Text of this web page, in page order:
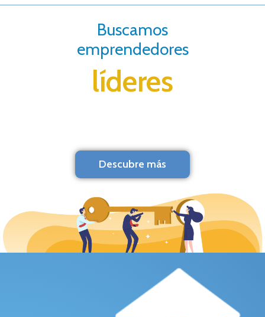
Buscamos
emprendedores
líderes
Descubre más